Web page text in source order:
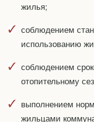
жилья;
соблюдением
использованию
соблюдением
отопительному
выполнением
жильцами